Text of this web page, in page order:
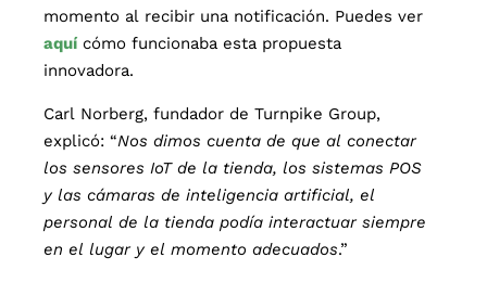
momento al recibir una notificación. Puedes ver
aquí cómo funcionaba esta propuesta
innovadora.
Carl Norberg, fundador de Turnpike Group,
explicó: “Nos dimos cuenta de que al conectar
los sensores IoT de la tienda, los sistemas POS
y las cámaras de inteligencia artificial, el
personal de la tienda podía interactuar siempre
en el lugar y el momento adecuados.”